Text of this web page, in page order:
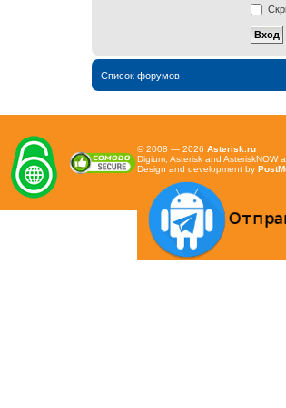
Список форумов
© 2008 — 2026 Asterisk.ru
Digium, Asterisk and AsteriskNOW
Design and development by